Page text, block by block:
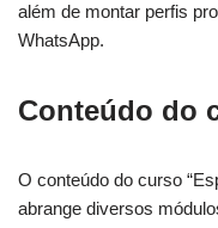
além de montar perfis
WhatsApp.
Conteúdo do
O conteúdo do curso
abrange diversos